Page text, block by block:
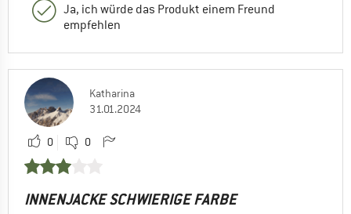
Ja, ich würde das Produkt einem Freund
empfehlen
Katharina
31.01.2024
0 0
INNENJACKE SCHWIERIGE FARBE